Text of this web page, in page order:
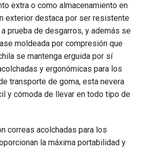
extra o como almacenamiento en
exterior destaca por ser resistente
a prueba de desgarros, y además se
moldeada por compresión que
se mantenga erguida por sí
y ergonómicas para los
transporte de goma, esta nevera
y cómoda de llevar en todo tipo de
correas acolchadas para los
la máxima portabilidad y